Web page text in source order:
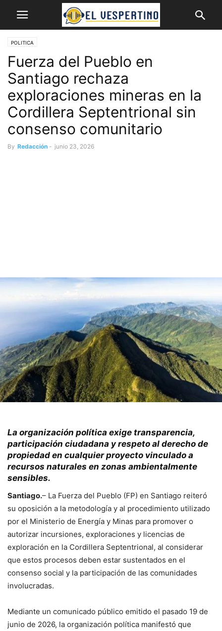
POLITICA
Fuerza del Pueblo en
Santiago rechaza
exploraciones mineras en la
Cordillera Septentrional sin
consenso comunitario
By Redacción - junio 23, 2026
La organización política exige transparencia,
participación ciudadana y respeto al derecho de
propiedad en cualquier proyecto vinculado a
recursos naturales en zonas ambientalmente
sensibles.
Santiago.– La Fuerza del Pueblo (FP) en Santiago reiteró
su oposición a la metodología y al procedimiento utilizado
por el Ministerio de Energía y Minas para promover o
autorizar incursiones, exploraciones y licencias de
exploración en la Cordillera Septentrional, al considerar
que estos procesos deben estar sustentados en el
consenso social y la participación de las comunidades
involucradas.
Mediante un comunicado público emitido el pasado 19 de
junio de 2026, la organización política manifestó que